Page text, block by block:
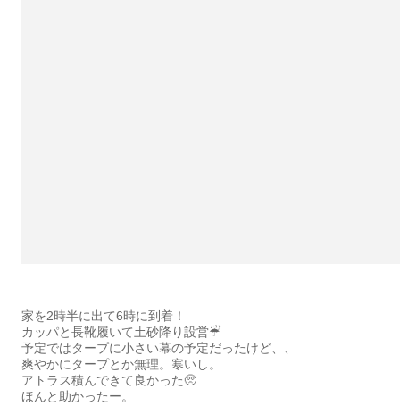
家を2時半に出て6時に到着！
カッパと長靴履いて土砂降り設営☔︎
予定ではタープに小さい幕の予定だったけど、、
爽やかにタープとか無理。寒いし。
アトラス積んできて良かった🥺
ほんと助かったー。